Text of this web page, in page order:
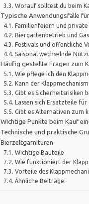
Worauf solltest du beim
Typische Anwendungsfälle
Familienfeiern und
Biergartenbetrieb und
Festivals und öffentliche
Saisonal wechselnde
Häufig gestellte Fragen zum
Wie pflege ich den
Kann der
Gibt es Sicherheitsrisiken
Lassen sich Ersatzteile für
Gibt es Alternativen zum
Wichtige Punkte beim Kauf
Technische und praktische
Bierzeltgarnituren
Wichtige Bauteile
Wie funktioniert der
Vorteile des
Ähnliche Beiträge: